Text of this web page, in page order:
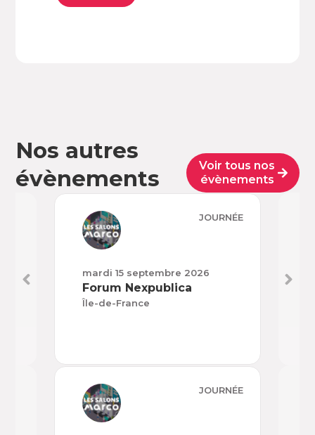
Nos autres
évènements
Voir tous nos
évènements
JOURNÉE
mardi 15 septembre 2026
Forum Nexpublica
Île-de-France
JOURNÉE